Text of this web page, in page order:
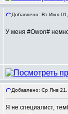
Добавлено: Вт Июл
У меня #Owon#
Добавлено: Ср Янв
Я не специалист,